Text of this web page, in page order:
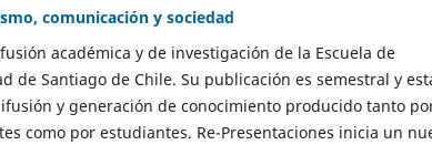
comunicación y sociedad
académica y de investigación de la Escuela de
de Santiago de Chile. Su publicación es semestral y
y generación de conocimiento producido tanto
como por estudiantes. Re-Presentaciones inicia un